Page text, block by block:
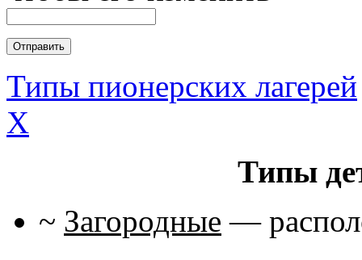
Типы пионерских лагерей
X
Типы
~ Загородные —